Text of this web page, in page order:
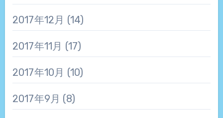
2017年12月 (14)
2017年11月 (17)
2017年10月 (10)
2017年9月 (8)